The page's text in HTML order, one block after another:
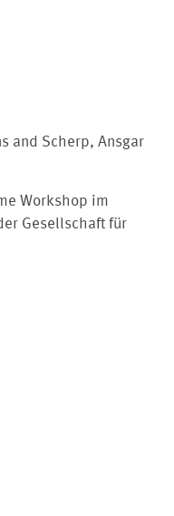
and Scherp, Ansgar
Workshop im
Gesellschaft für